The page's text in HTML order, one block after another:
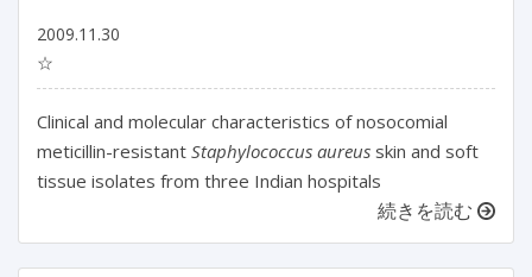
2009.11.30
☆
Clinical and molecular characteristics of nosocomial
meticillin-resistant Staphylococcus aureus skin and soft
tissue isolates from three Indian hospitals
続きを読む